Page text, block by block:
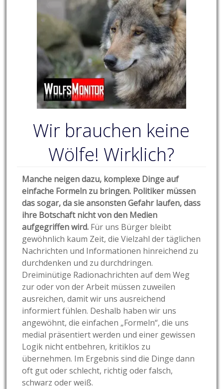
Wir brauchen keine
Wölfe! Wirklich?
Manche neigen dazu, komplexe Dinge auf
einfache Formeln zu bringen. Politiker müssen
das sogar, da sie ansonsten Gefahr laufen, dass
ihre Botschaft nicht von den Medien
aufgegriffen wird. Für uns Bürger bleibt
gewöhnlich kaum Zeit, die Vielzahl der täglichen
Nachrichten und Informationen hinreichend zu
durchdenken und zu durchdringen.
Dreiminütige Radionachrichten auf dem Weg
zur oder von der Arbeit müssen zuweilen
ausreichen, damit wir uns ausreichend
informiert fühlen. Deshalb haben wir uns
angewöhnt, die einfachen „Formeln“, die uns
medial präsentiert werden und einer gewissen
Logik nicht entbehren, kritiklos zu
übernehmen. Im Ergebnis sind die Dinge dann
oft gut oder schlecht, richtig oder falsch,
schwarz oder weiß.